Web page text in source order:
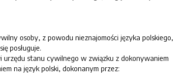
osoby, z powodu nieznajomości języka polskiego,
posługuje.
stanu cywilnego w związku z dokonywaniem
na język polski, dokonanym przez: